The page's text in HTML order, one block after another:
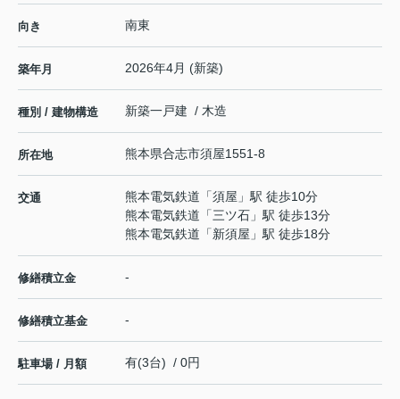
向き 南東
築年月 2026年4月 (新築)
種別 / 建物構造 新築一戸建 / 木造
所在地 熊本県合志市須屋1551-8
交通 熊本電気鉄道 「須屋 」駅 徒歩10分
熊本電気鉄道 「三ツ石 」駅 徒歩13分
熊本電気鉄道 「新須屋 」駅 徒歩18分
修繕積立金 -
修繕積立基金 -
駐車場 / 月額 有(3台) / 0円